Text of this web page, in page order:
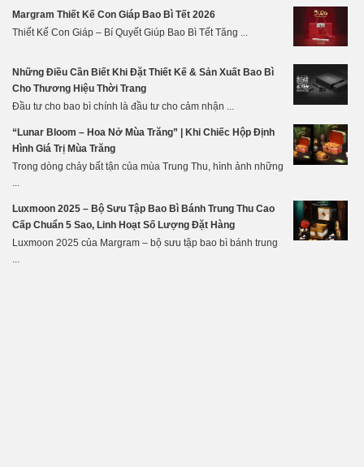
Margram Thiết Kế Con Giáp Bao Bì Tết 2026
Thiết Kế Con Giáp – Bí Quyết Giúp Bao Bì Tết Tăng ...
Những Điều Cần Biết Khi Đặt Thiết Kế & Sản Xuất Bao Bì
Cho Thương Hiệu Thời Trang
Đầu tư cho bao bì chính là đầu tư cho cảm nhận ...
“Lunar Bloom – Hoa Nở Mùa Trăng” | Khi Chiếc Hộp Định
Hình Giá Trị Mùa Trăng
Trong dòng chảy bất tận của mùa Trung Thu, hình ảnh những
...
Luxmoon 2025 – Bộ Sưu Tập Bao Bì Bánh Trung Thu Cao
Cấp Chuẩn 5 Sao, Linh Hoạt Số Lượng Đặt Hàng
Luxmoon 2025 của Margram – bộ sưu tập bao bì bánh trung
...